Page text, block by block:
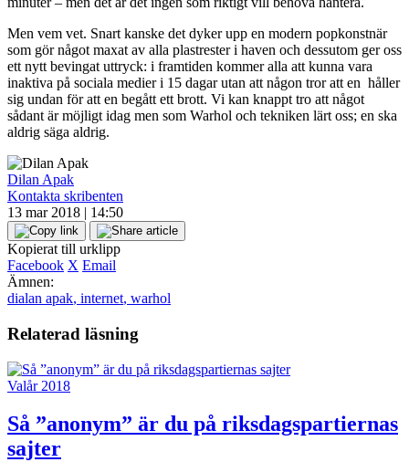
Men vem vet. Snart kanske det dyker upp en modern popkonstnär
som gör något maxat av alla plastrester i haven och dessutom ger oss
ett nytt bevingat uttryck: i framtiden kommer alla att kunna vara
inaktiva på sociala medier i 15 dagar utan att någon tror att en håller
sig undan för att en begått ett brott. Vi kan knappt tro att något
sådant är möjligt idag men som Warhol och tekniken lärt oss; en ska
aldrig säga aldrig.
Dilan Apak
Kontakta skribenten
13 mar 2018 | 14:50
Kopierat till urklipp
Facebook X Email
Ämnen:
dialan apak, internet, warhol
Relaterad läsning
Valår 2018
Så ”anonym” är du på riksdagspartiernas
sajter